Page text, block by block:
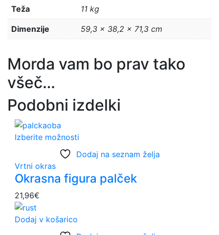
Teža 11 kg
Dimenzije 59,3 × 38,2 × 71,3 cm
Morda vam bo prav tako
všeč…
Podobni izdelki
Izberite možnosti
ima
različic.
Dodaj na seznam želja
Vrtni okras
Okrasna figura palček
21,96€
Dodaj v košarico